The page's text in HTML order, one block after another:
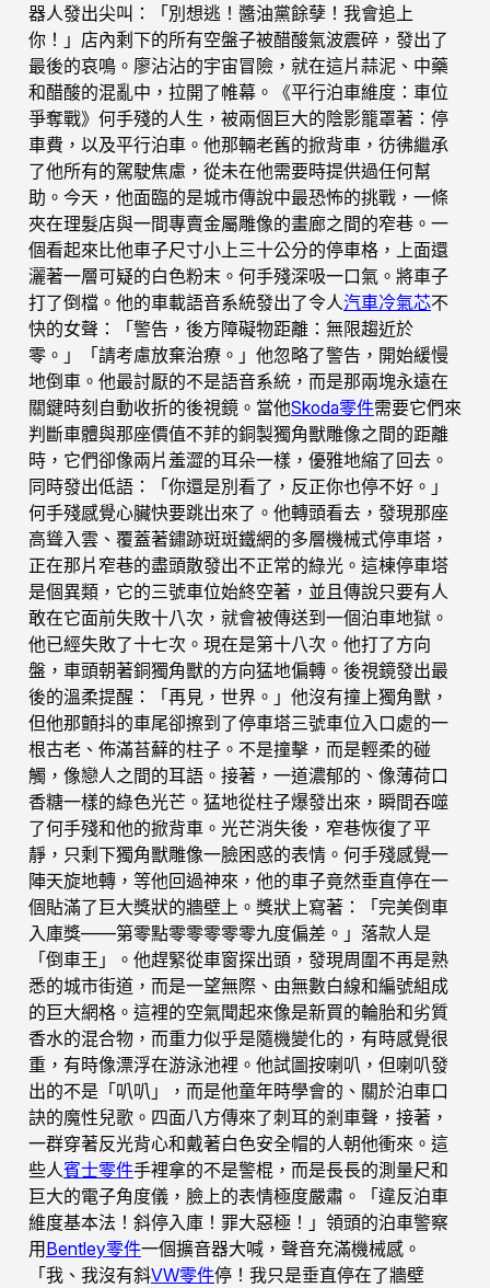
器人發出尖叫：「別想逃！醬油黨餘孽！我會追上
你！」店內剩下的所有空盤子被醋酸氣波震碎，發出了
最後的哀鳴。廖沾沾的宇宙冒險，就在這片蒜泥、中藥
和醋酸的混亂中，拉開了帷幕。《平行泊車維度：車位
爭奪戰》何手殘的人生，被兩個巨大的陰影籠罩著：停
車費，以及平行泊車。他那輛老舊的掀背車，彷彿繼承
了他所有的駕駛焦慮，從未在他需要時提供過任何幫
助。今天，他面臨的是城市傳說中最恐怖的挑戰，一條
夾在理髮店與一間專賣金屬雕像的畫廊之間的窄巷。一
個看起來比他車子尺寸小上三十公分的停車格，上面還
灑著一層可疑的白色粉末。何手殘深吸一口氣。將車子
打了倒檔。他的車載語音系統發出了令人汽車冷氣芯不
快的女聲：「警告，後方障礙物距離：無限趨近於
零。」「請考慮放棄治療。」他忽略了警告，開始緩慢
地倒車。他最討厭的不是語音系統，而是那兩塊永遠在
關鍵時刻自動收折的後視鏡。當他Skoda零件需要它們來
判斷車體與那座價值不菲的銅製獨角獸雕像之間的距離
時，它們卻像兩片羞澀的耳朵一樣，優雅地縮了回去。
同時發出低語：「你還是別看了，反正你也停不好。」
何手殘感覺心臟快要跳出來了。他轉頭看去，發現那座
高聳入雲、覆蓋著鏽跡斑斑鐵網的多層機械式停車塔，
正在那片窄巷的盡頭散發出不正常的綠光。這棟停車塔
是個異類，它的三號車位始終空著，並且傳說只要有人
敢在它面前失敗十八次，就會被傳送到一個泊車地獄。
他已經失敗了十七次。現在是第十八次。他打了方向
盤，車頭朝著銅獨角獸的方向猛地偏轉。後視鏡發出最
後的溫柔提醒：「再見，世界。」他沒有撞上獨角獸，
但他那顫抖的車尾卻擦到了停車塔三號車位入口處的一
根古老、佈滿苔蘚的柱子。不是撞擊，而是輕柔的碰
觸，像戀人之間的耳語。接著，一道濃郁的、像薄荷口
香糖一樣的綠色光芒。猛地從柱子爆發出來，瞬間吞噬
了何手殘和他的掀背車。光芒消失後，窄巷恢復了平
靜，只剩下獨角獸雕像一臉困惑的表情。何手殘感覺一
陣天旋地轉，等他回過神來，他的車子竟然垂直停在一
個貼滿了巨大獎狀的牆壁上。獎狀上寫著：「完美倒車
入庫獎——第零點零零零零零九度偏差。」落款人是
「倒車王」。他趕緊從車窗探出頭，發現周圍不再是熟
悉的城市街道，而是一望無際、由無數白線和編號組成
的巨大網格。這裡的空氣聞起來像是新買的輪胎和劣質
香水的混合物，而重力似乎是隨機變化的，有時感覺很
重，有時像漂浮在游泳池裡。他試圖按喇叭，但喇叭發
出的不是「叭叭」，而是他童年時學會的、關於泊車口
訣的魔性兒歌。四面八方傳來了刺耳的剎車聲，接著，
一群穿著反光背心和戴著白色安全帽的人朝他衝來。這
些人賓士零件手裡拿的不是警棍，而是長長的測量尺和
巨大的電子角度儀，臉上的表情極度嚴肅。「違反泊車
維度基本法！斜停入庫！罪大惡極！」領頭的泊車警察
用Bentley零件一個擴音器大喊，聲音充滿機械感。
「我、我沒有斜VW零件停！我只是垂直停在了牆壁